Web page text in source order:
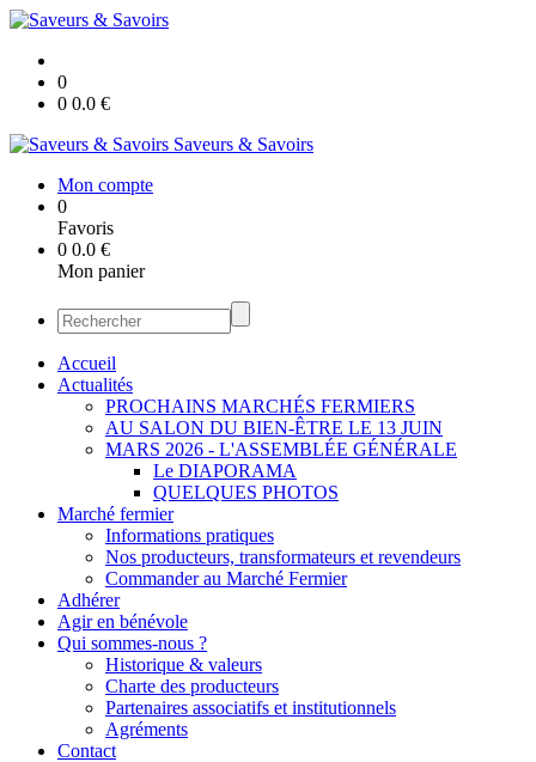
0
0 0.0 €
Saveurs & Savoirs
Mon compte
0
Favoris
0 0.0 €
Mon panier
Accueil
Actualités
PROCHAINS MARCHÉS FERMIERS
AU SALON DU BIEN-ÊTRE LE 13 JUIN
MARS 2026 - L'ASSEMBLÉE GÉNÉRALE
Le DIAPORAMA
QUELQUES PHOTOS
Marché fermier
Informations pratiques
Nos producteurs, transformateurs et revendeurs
Commander au Marché Fermier
Adhérer
Agir en bénévole
Qui sommes-nous ?
Historique & valeurs
Charte des producteurs
Partenaires associatifs et institutionnels
Agréments
Contact